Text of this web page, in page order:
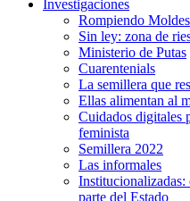
Investigaciones
Rompiendo Moldes
Sin ley: zona de
Ministerio de Putas
Cuarentenials
La semillera que
Ellas alimentan al
Cuidados digitales
feminista
Semillera 2022
Las informales
Institucionalizadas:
parte del Estado